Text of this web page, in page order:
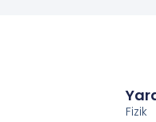
Fizik